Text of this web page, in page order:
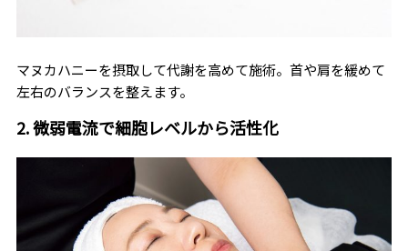
マヌカハニーを摂取して代謝を高めて施術。首や肩を緩めて
左右のバランスを整えます。
2. 微弱電流で細胞レベルから活性化